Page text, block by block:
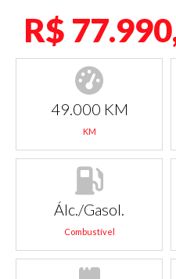
R$
49.000 KM
KM
Álc./Gasol.
Combustível